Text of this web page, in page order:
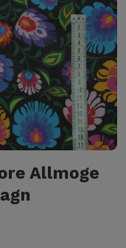
Allmoge